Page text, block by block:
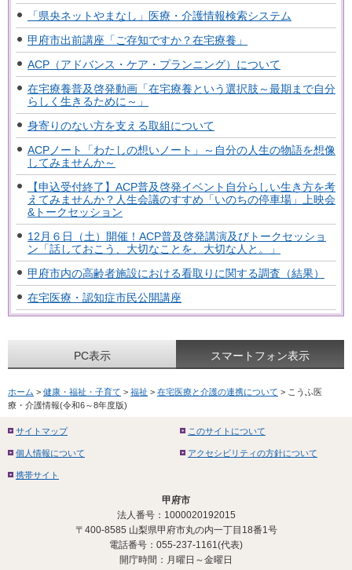
「県央ネットやまなし」医療・介護情報検索システム
甲府市出前講座「ご存知ですか？在宅療養」
ACP（アドバンス・ケア・プランニング）について
在宅療養普及啓発動画「在宅療養という選択肢～最期まで自分
らしく生きるために～」
身寄りのない方を支える取組について
ACPノート「わたしの想いノート」～自分の人生の物語を想像
してみませんか～
【申込受付終了】ACP普及啓発イベント自分らしい生き方を考
えてみませんか？人生会議のすすめ「いのちの停車場」上映会
&トークセッション
12月６日（土）開催！ACP普及啓発講演及びトークセッショ
ン「話しておこう、大切なことを、大切な人と。」
甲府市内の高齢者施設における看取りに関する調査（結果）
在宅医療・認知症市民公開講座
PC表示 スマートフォン表示
ホーム > 健康・福祉・子育て > 福祉 > 在宅医療と介護の連携について > こうふ医
療・介護情報(令和6～8年度版)
サイトマップ このサイトについて
個人情報について アクセシビリティの方針について
携帯サイト
甲府市
法人番号：1000020192015
〒400-8585 山梨県甲府市丸の内一丁目18番1号
電話番号：055-237-1161(代表)
開庁時間：月曜日～金曜日